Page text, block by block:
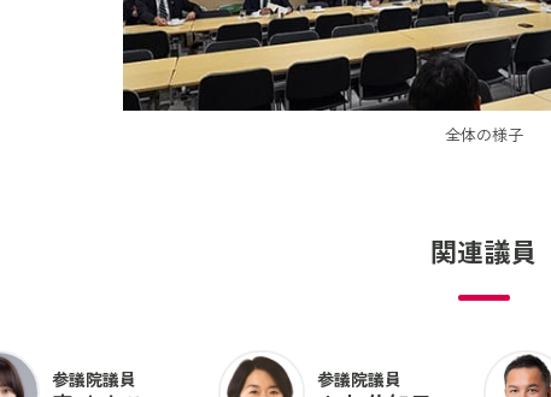
全体の様子
関連議員
参議院議員 参議院議員